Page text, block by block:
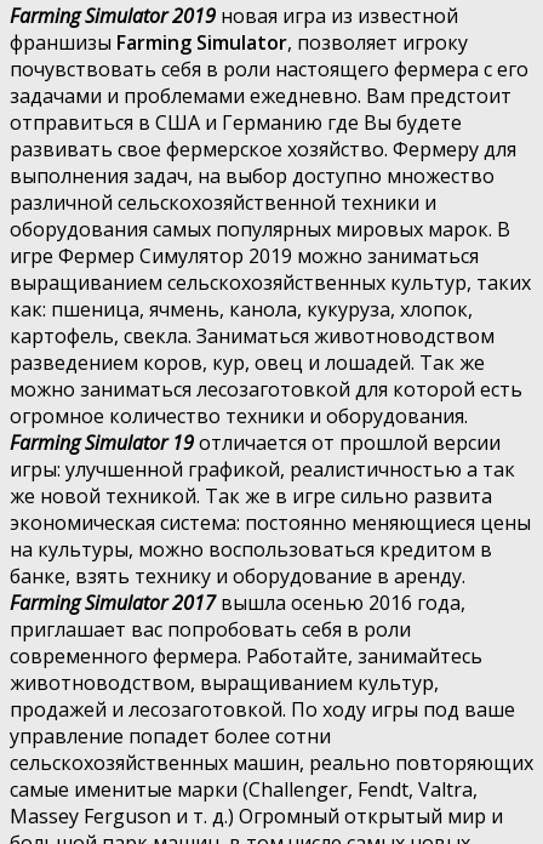
Farming Simulator 2019 новая игра из известной
франшизы Farming Simulator, позволяет игроку
почувствовать себя в роли настоящего фермера с его
задачами и проблемами ежедневно. Вам предстоит
отправиться в США и Германию где Вы будете
развивать свое фермерское хозяйство. Фермеру для
выполнения задач, на выбор доступно множество
различной сельскохозяйственной техники и
оборудования самых популярных мировых марок. В
игре Фермер Симулятор 2019 можно заниматься
выращиванием сельскохозяйственных культур, таких
как: пшеница, ячмень, канола, кукуруза, хлопок,
картофель, свекла. Заниматься животноводством
разведением коров, кур, овец и лошадей. Так же
можно заниматься лесозаготовкой для которой есть
огромное количество техники и оборудования.
Farming Simulator 19отличается от прошлой версии
игры: улучшенной графикой, реалистичностью а так
же новой техникой. Так же в игре сильно развита
экономическая система: постоянно меняющиеся цены
на культуры, можно воспользоваться кредитом в
банке, взять технику и оборудование в аренду.
Farming Simulator 2017вышла осенью 2016 года,
приглашает вас попробовать себя в роли
современного фермера. Работайте, занимайтесь
животноводством, выращиванием культур,
продажей и лесозаготовкой. По ходу игры под ваше
управление попадет более сотни
сельскохозяйственных машин, реально повторяющих
самые именитые марки (Challenger, Fendt, Valtra,
Massey Ferguson и т. д.) Огромный открытый мир и